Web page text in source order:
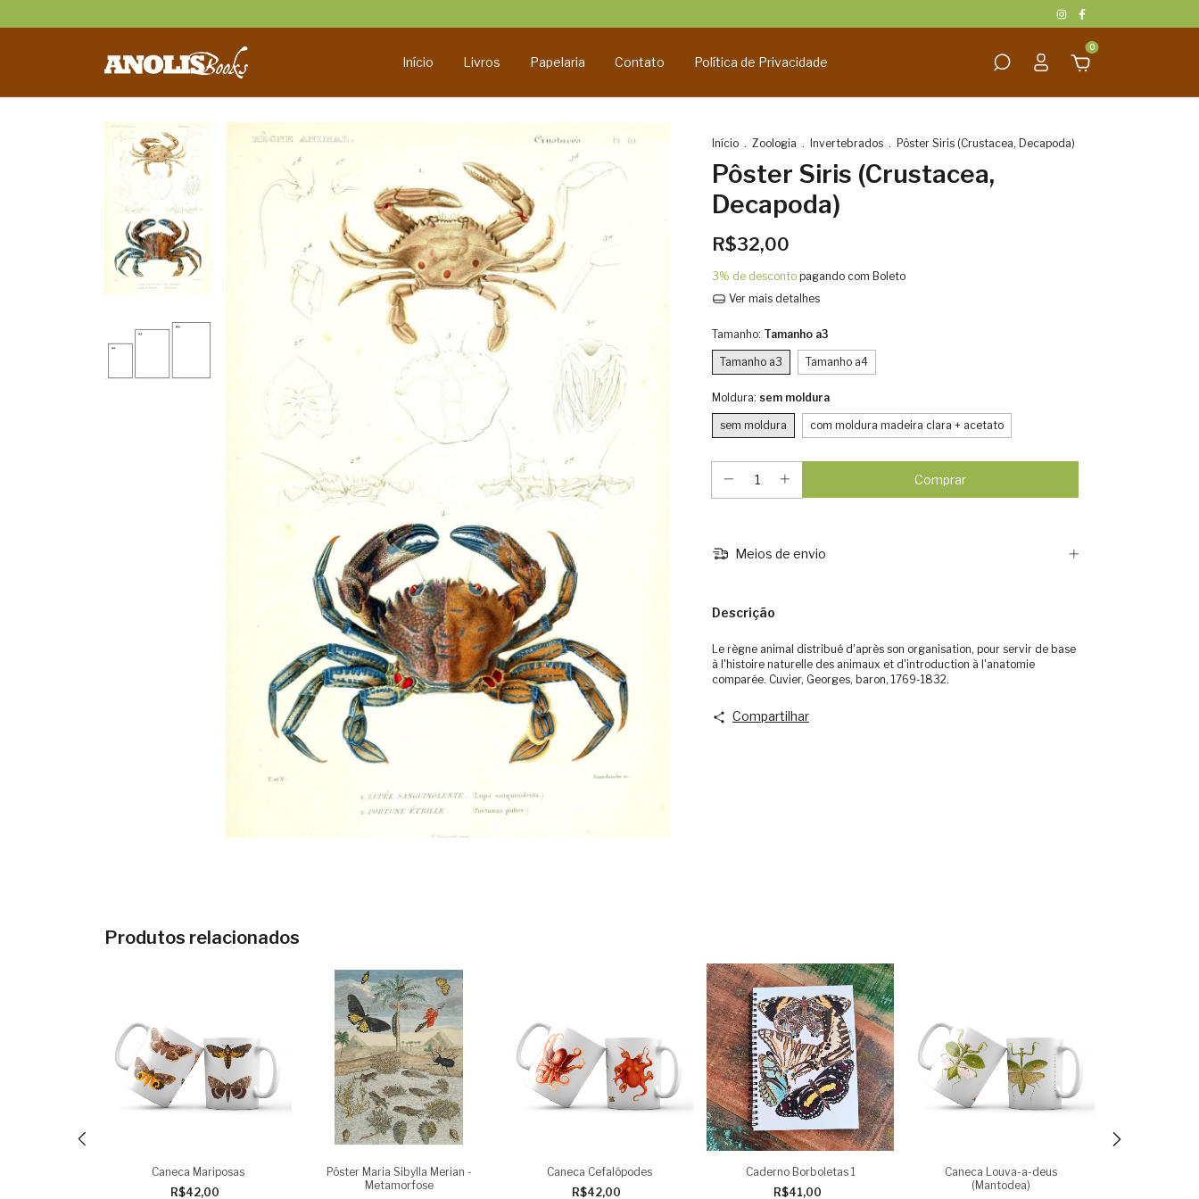
Início Livros Papelaria Contato Política de Privacidade
0
Início . Zoologia . Invertebrados . Pôster Siris (Crustacea, Decapoda)
Pôster Siris (Crustacea,
Decapoda)
R$32,00
3% de desconto pagando com Boleto
Ver mais detalhes
Tamanho: Tamanho a3
Tamanho a3 Tamanho a4
Moldura: sem moldura
sem moldura com moldura madeira clara + acetato
Meios de envio
Descrição
Le règne animal distribué d'après son organisation, pour servir de base
à l'histoire naturelle des animaux et d'introduction à l'anatomie
comparée. Cuvier, Georges, baron, 1769-1832.
Compartilhar
Produtos relacionados
Caneca Mariposas
R$42,00
Pôster Maria Sibylla Merian -
Metamorfose
Caneca Cefalópodes
R$42,00
Caderno Borboletas 1
R$41,00
Caneca Louva-a-deus
(Mantodea)